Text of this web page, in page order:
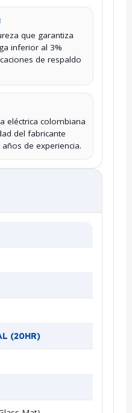
que garantiza
inferior al 3%
de respaldo
eléctrica colombiana
del fabricante
años de experiencia.
(20HR)